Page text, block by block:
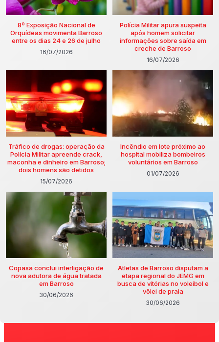
8º Exposição Nacional de
Orquídeas movimenta Barroso
entre os dias 24 e 26 de julho
16/07/2026
Polícia Militar apura suspeita
após homem solicitar
informações sobre saída em
creche de Barroso
16/07/2026
Tráfico de drogas: operação da
Polícia Militar apreende crack,
maconha e dinheiro em Barroso;
dois homens são detidos
15/07/2026
Incêndio em lote próximo ao
hospital mobiliza bombeiros
voluntários em Barroso
01/07/2026
Copasa conclui interligação de
nova adutora de água tratada
em Barroso
30/06/2026
Atletas de Barroso disputam a
etapa regional do JEMG em
busca de vitórias no voleibol e
vôlei de praia
30/06/2026